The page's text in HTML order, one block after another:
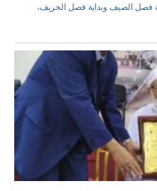
فصل الصيف وبداية فصل الخريف،